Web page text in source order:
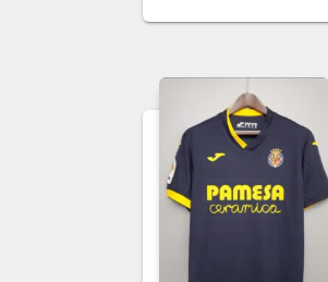
Puedes elegir
nombre y número
para tu camiseta, bien
personalizado o bien de
algún jugador, lo que
escribas será lo que
grabemos en tu
Ten en cuenta que si aún
no se ha presentado la